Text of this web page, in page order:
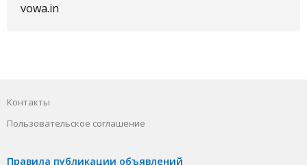
vowa.in
Контакты
Пользовательское соглашение
Правила публикации объявлений